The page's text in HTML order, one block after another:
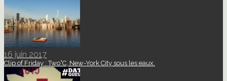
16 juin 2017
Clip of Friday : Two°C, New-York City sous les eaux.